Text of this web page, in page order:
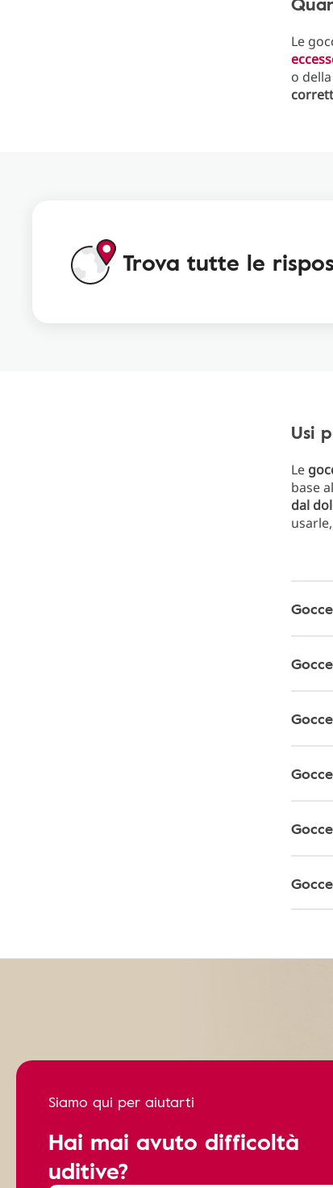
Le
o
Trova tutte le
Usi
Le
base
dal
Siamo qui per aiutarti
Hai mai avuto difficoltà
uditive?